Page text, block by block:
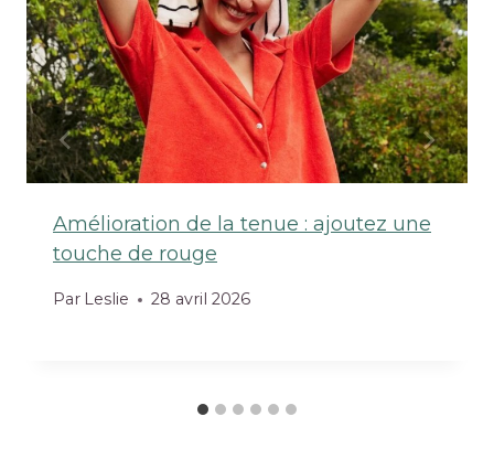
Amélioration de la tenue : ajoutez une
touche de rouge
Par Leslie 28 avril 2026